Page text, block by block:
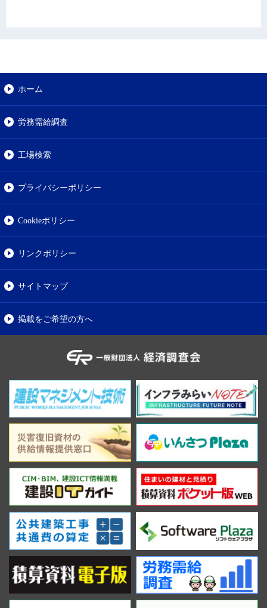
ホーム
労務需給調査
工場検索
プライバシーポリシー
Cookieポリシー
リンクポリシー
サイトマップ
掲載をご希望の方へ